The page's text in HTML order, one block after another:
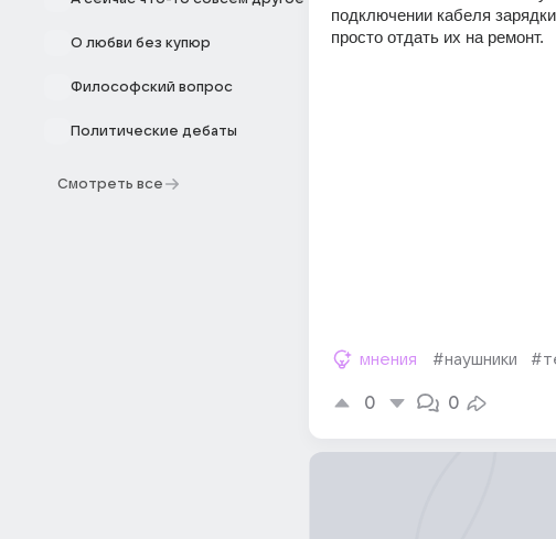
О любви без купюр
Философский вопрос
Политические дебаты
Смотреть все
подключении кабеля
просто отдать их на ремонт.
мнения #наушники
0 0